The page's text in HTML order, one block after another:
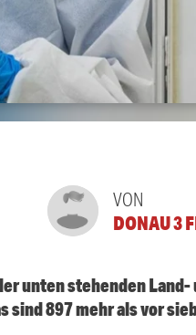
VON
DONAU 3
unten stehenden
897 mehr als vor